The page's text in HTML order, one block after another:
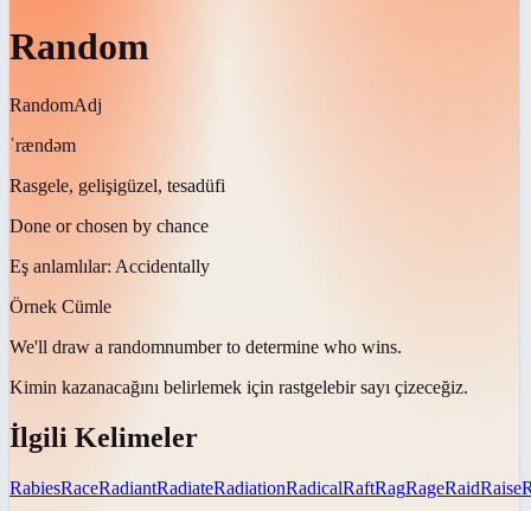
Random
RandomAdj
ˈrændəm
Rasgele, gelişigüzel, tesadüfi
Done or chosen by chance
Eş anlamlılar: Accidentally
Örnek Cümle
We'll draw a randomnumber to determine who wins.
Kimin kazanacağını belirlemek için rastgelebir sayı çizeceğiz.
İlgili Kelimeler
RabiesRaceRadiantRadiateRadiationRadicalRaftRagRageRaidRaise